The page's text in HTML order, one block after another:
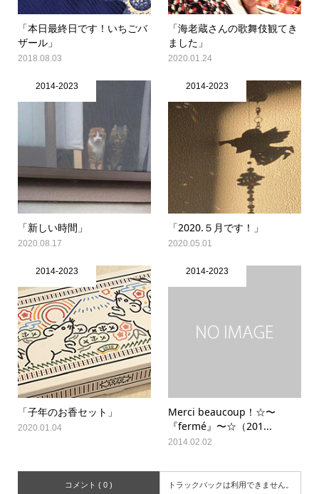
「本日最終日です！いちごバ
ザール」
2018.08.03
「海老蔵さんの歌舞伎観てき
ました」
2020.01.24
2014-2023
「新しい時間」
2020.08.17
2014-2023
「2020.５月です！」
2020.05.01
2014-2023
「子年のお香セット」
2020.01.04
2014-2023
Merci beaucoup！☆〜
『fermé』〜☆（201...
2014.02.02
コメント ( 0 ) トラックバックは利用できません。